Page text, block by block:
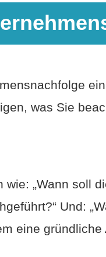
was Sie
„Wann soll
Und:
eine